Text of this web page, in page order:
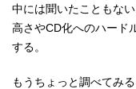
中には聞いたこともな
高さやCD化へのハード
する。
もうちょっと調べてみ